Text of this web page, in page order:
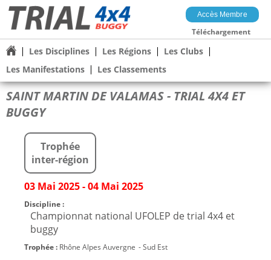
Accès Membre
Téléchargement
Les Disciplines Les Régions
Les Clubs
Les Manifestations
Les Classements
SAINT MARTIN DE VALAMAS - TRIAL 4X4 ET
BUGGY
Trophée
inter-région
03 Mai 2025 - 04 Mai 2025
Discipline :
Championnat national UFOLEP de trial 4x4 et
buggy
Trophée : Rhône Alpes Auvergne - Sud Est